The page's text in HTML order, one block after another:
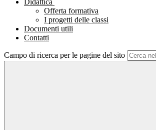
Didattica
Offerta formativa
I progetti delle classi
Documenti utili
Contatti
Campo di ricerca per le pagine del sito